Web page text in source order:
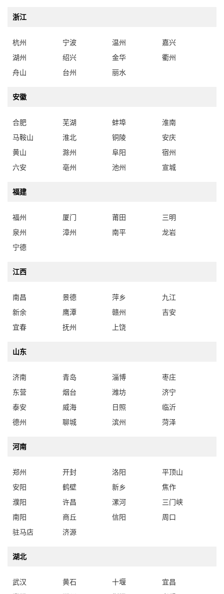
浙江
杭州 宁波 温州
嘉兴
湖州
绍兴 金华
衢州
舟山
台州 丽水
安徽
合肥 芜湖 蚌埠
淮南
马鞍山
淮北 铜陵
安庆
黄山
滁州 阜阳
宿州
六安
亳州 池州 宣城
福建
福州 厦门 莆田
三明
泉州
漳州 南平
龙岩
宁德
江西
南昌 景德 萍乡
九江
新余
鹰潭 赣州
吉安
宜春
抚州 上饶
山东
济南 青岛 淄博
枣庄
东营
烟台 潍坊
济宁
泰安
威海 日照
临沂
德州
聊城 滨州 菏泽
河南
郑州 开封 洛阳
平顶山
安阳
鹤壁 新乡
焦作
濮阳
许昌 漯河
三门峡
南阳
商丘 信阳
周口
驻马店
济源
湖北
武汉 黄石 十堰
宜昌